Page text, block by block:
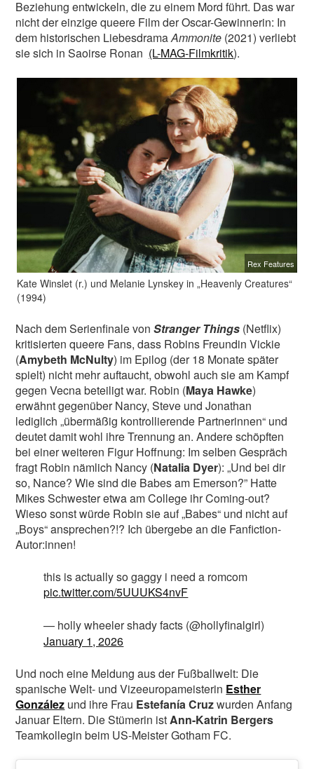
Beziehung entwickeln, die zu einem Mord führt. Das war
nicht der einzige queere Film der Oscar-Gewinnerin: In
dem historischen LiebesdramaAmmonite (2021) verliebt
sie sich in Saoirse Ronan (L-MAG-Filmkritik).
Rex Features
Kate Winslet (r.) und Melanie Lynskey in „Heavenly Creatures“
(1994)
Nach dem Serienfinale vonStranger Things (Netflix)
kritisierten queere Fans, dass Robins Freundin Vickie
(Amybeth McNulty) im Epilog (der 18 Monate später
spielt) nicht mehr auftaucht, obwohl auch sie am Kampf
gegen Vecna beteiligt war. Robin (Maya Hawke)
erwähnt gegenüber Nancy, Steve und Jonathan
lediglich „übermäßig kontrollierende Partnerinnen“ und
deutet damit wohl ihre Trennung an. Andere schöpften
bei einer weiteren Figur Hoffnung: Im selben Gespräch
fragt Robin nämlich Nancy (Natalia Dyer): „Und bei dir
so, Nance? Wie sind die Babes am Emerson?” Hatte
Mikes Schwester etwa am College ihr Coming-out?
Wieso sonst würde Robin sie auf „Babes“ und nicht auf
„Boys“ ansprechen?!? Ich übergebe an die Fanfiction-
Autor:innen!
this is actually so gaggy i need a romcom
pic.twitter.com/5UUUKS4nvF
— holly wheeler shady facts (@hollyfinalgirl)
January 1, 2026
Und noch eine Meldung aus der Fußballwelt: Die
spanische Welt- und Vizeeuropameisterin Esther
González und ihre Frau Estefanía Cruzwurden Anfang
Januar Eltern. Die Stümerin istAnn-Katrin Bergers
Teamkollegin beim US-Meister Gotham FC.